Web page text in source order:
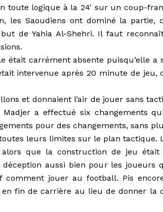
toute logique à la 24′ sur un coup-
les Saoudiens ont dominé la partie,
de Yahia Al-Shehri. Il faut
était carrément absente puisqu’elle a
intervenue après 20 minute de jeu,
et donnaient l’air de jouer sans
a effectué six changements
pour des changements, sans
leurs limites sur le plan tactique.
que la construction de jeu était
aussi bien pour les joueurs
jouer au football. Pis
fin de carrière au lieu de donner la